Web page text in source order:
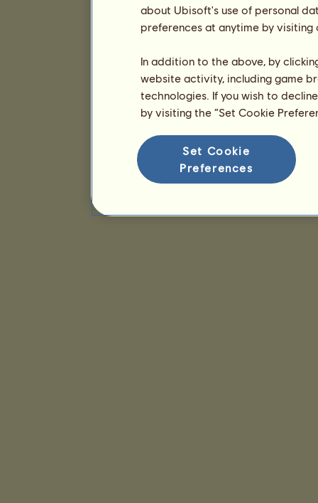
about Ubisoft's use of personal
preferences at anytime by
In addition to the above, by
website activity, including game
technologies. If you wish to
by visiting the “Set Cookie
Set Cookie
Preferences